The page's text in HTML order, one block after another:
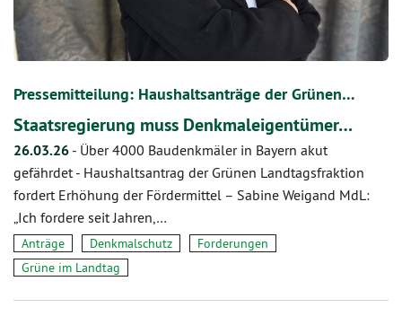
Pressemitteilung: Haushaltsanträge der Grünen…
Staatsregierung muss Denkmaleigentümer…
26.03.26 - Über 4000 Baudenkmäler in Bayern akut
gefährdet - Haushaltsantrag der Grünen Landtagsfraktion
fordert Erhöhung der Fördermittel – Sabine Weigand MdL:
„Ich fordere seit Jahren,…
Anträge Denkmalschutz
Forderungen
Grüne im Landtag